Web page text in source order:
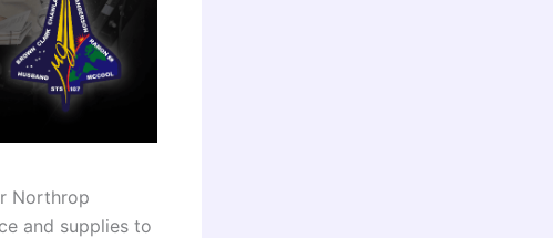
Northrop
and supplies to